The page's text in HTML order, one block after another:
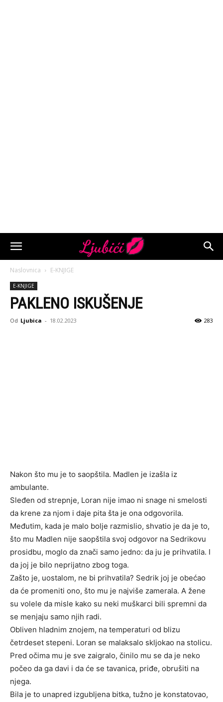
Naslovnica E-KNJIGE
E-KNJIGE
PAKLENO ISKUŠENJE
Od Ljubica - 18.02.2023 283
Nakon što mu je to saopštila. Madlen je izašla iz
ambulante.
Sleđen od strepnje, Loran nije imao ni snage ni smelosti
da krene za njom i daje pita šta je ona odgovorila.
Međutim, kada je malo bolje razmislio, shvatio je da je to,
što mu Madlen nije saopštila svoj odgovor na Sedrikovu
prosidbu, moglo da znači samo jedno: da ju je prihvatila. I
da joj je bilo neprijatno zbog toga.
Zašto je, uostalom, ne bi prihvatila? Sedrik joj je obećao
da će promeniti ono, što mu je najviše zamerala. A žene
su volele da misle kako su neki muškarci bili spremni da
se menjaju samo njih radi.
Obliven hladnim znojem, na temperaturi od blizu
četrdeset stepeni. Loran se malaksalo skljokao na stolicu.
Pred očima mu je sve zaigralo, činilo mu se da je neko
počeo da ga davi i da će se tavanica, priđe, obrušiti na
njega.
Bila je to unapred izgubljena bitka, tužno je konstatovao,